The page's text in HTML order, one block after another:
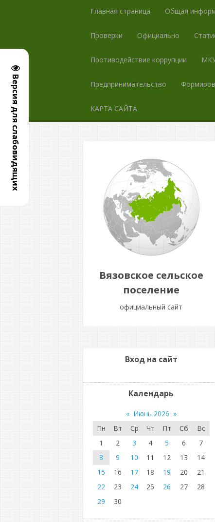
Версия для слабовидящих
Главная страница Общая
Проверки Официально
Противодействие коррупции
Предпринимательство
КАРТА САЙТА
Вязовское сельское
поселение
официальный сайт
Вход на сайт
Календарь
« Июнь 2026 »
Пн
Вт Ср Чт Пт Сб
Вс
1
2 3 4 5 6
7
8
9 10 11 12 13
14
15
16 17 18 19 20
21
22
23 24 25 26 27
28
29
30